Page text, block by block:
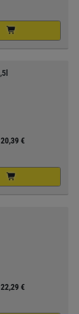
20,39 €
22,29 €